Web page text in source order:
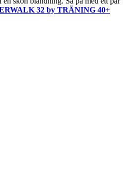
32 by TRÄNING 40+